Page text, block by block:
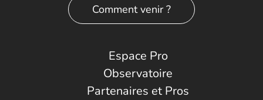
Comment venir ?
Espace Pro
Observatoire
Partenaires et Pros